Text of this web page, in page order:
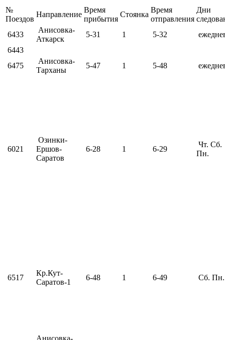
№
Поездов
Направление
Время
прибытия
Стоянка
Время
отправления
Дни
6433
Анисовка-
Аткарск
5-31 1 5-32
6443
6475
Анисовка-
Тарханы
5-47 1 5-48
6021
Озинки-
Ершов-
Саратов
6-28 1 6-29
Чт. Сб.
Пн.
6517
Кр.Кут-
Саратов-1
6-48 1 6-49 Сб. Пн.